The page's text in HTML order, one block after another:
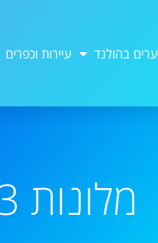
ערים בהולנד עיירות וכפרים
מלונות 3 כוכבים רוטרדם